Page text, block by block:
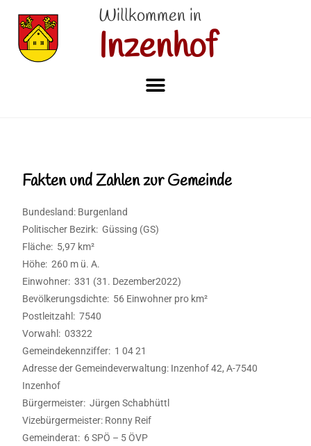
Willkommen in
Inzenhof
Fakten und Zahlen zur Gemeinde
Bundesland: Burgenland
Politischer Bezirk: Güssing (GS)
Fläche: 5,97 km²
Höhe: 260 m ü. A.
Einwohner: 331 (31. Dezember2022)
Bevölkerungsdichte: 56 Einwohner pro km²
Postleitzahl: 7540
Vorwahl: 03322
Gemeindekennziffer: 1 04 21
Adresse der Gemeindeverwaltung: Inzenhof 42, A-7540
Inzenhof
Bürgermeister: Jürgen Schabhüttl
Vizebürgermeister: Ronny Reif
Gemeinderat: 6 SPÖ – 5 ÖVP